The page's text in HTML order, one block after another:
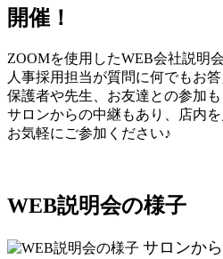
開催！
ZOOMを使用したWEB会社説明会
人事採用担当が質問に何でもお答
保護者や先生、お友達との参加
サロンからの中継もあり、店内を
お気軽にご参加ください♪
WEB説明会の様子
サロンか